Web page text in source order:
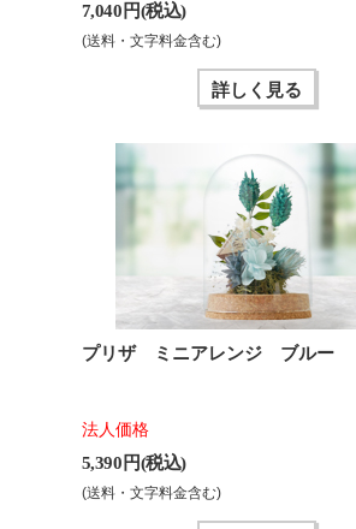
7,040 円(税込)
(送料・文字料金含む)
詳しく見る
プリザ ミニアレンジ ブルー
法人価格
5,390 円(税込)
(送料・文字料金含む)